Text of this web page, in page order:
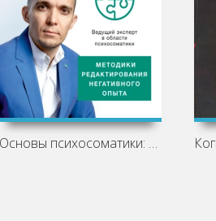
Основы психосоматики: методики